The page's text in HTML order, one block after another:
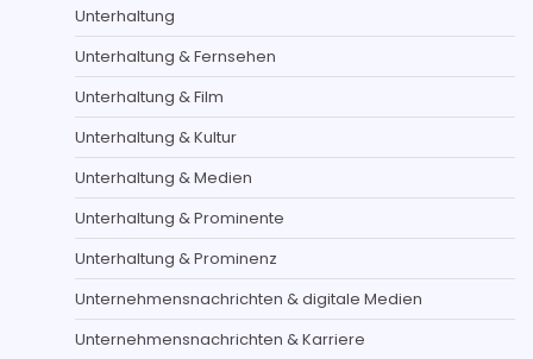
Unterhaltung
Unterhaltung & Fernsehen
Unterhaltung & Film
Unterhaltung & Kultur
Unterhaltung & Medien
Unterhaltung & Prominente
Unterhaltung & Prominenz
Unternehmensnachrichten & digitale Medien
Unternehmensnachrichten & Karriere